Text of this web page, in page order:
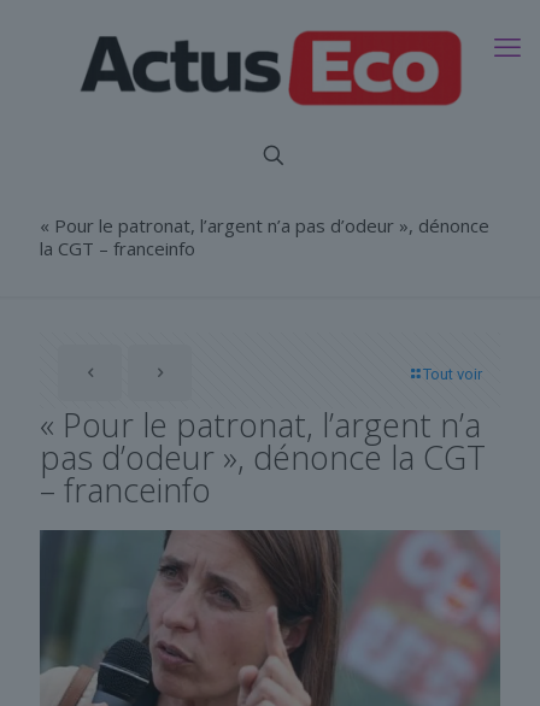
« Pour le patronat, l’argent n’a pas d’odeur », dénonce
la CGT – franceinfo
Tout voir
« Pour le patronat, l’argent n’a
pas d’odeur », dénonce la CGT
– franceinfo